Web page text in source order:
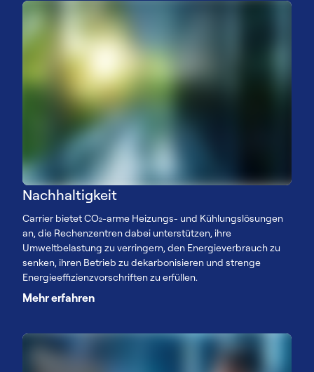
Nachhaltigkeit
Carrier bietet CO₂-arme Heizungs- und Kühlungslösungen
an, die Rechenzentren dabei unterstützen, ihre
Umweltbelastung zu verringern, den Energieverbrauch zu
senken, ihren Betrieb zu dekarbonisieren und strenge
Energieeffizienzvorschriften zu erfüllen.
Mehr erfahren